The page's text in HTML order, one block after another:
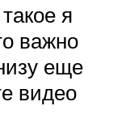
я
важно
еще
видео